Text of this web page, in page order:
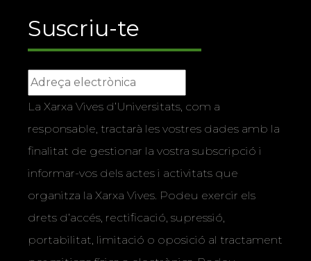
Suscriu-te
La Xarxa Vives d’Universitats, com a
responsable, tractarà les vostres dades amb la
finalitat de gestionar la vostra subscripció i
informar-vos dels actes i activitats que
organitza la Xarxa Vives. Podeu exercir els
drets d’accés, rectificació, supressió,
portabilitat, limitació o oposició al tractament